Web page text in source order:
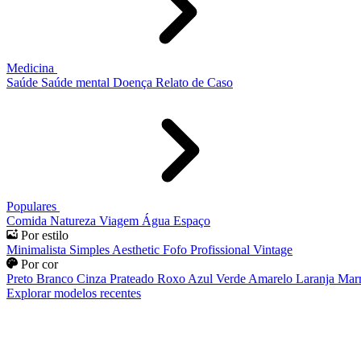
Medicina
Saúde Saúde mental Doença Relato de Caso
Populares
Comida Natureza Viagem Água Espaço
Por estilo
Minimalista Simples Aesthetic Fofo Profissional Vintage
Por cor
Preto Branco Cinza Prateado Roxo Azul Verde Amarelo Laranja
Explorar modelos recentes